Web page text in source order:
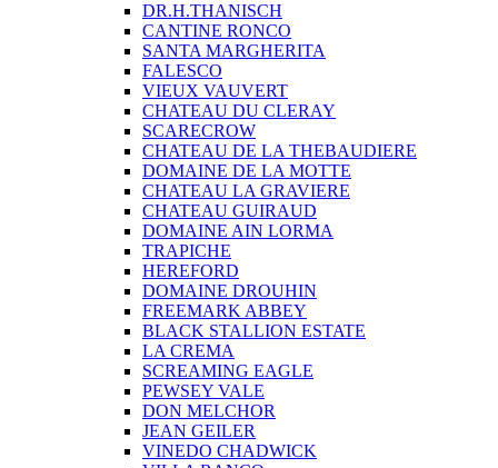
DR.H.THANISCH
CANTINE RONCO
SANTA MARGHERITA
FALESCO
VIEUX VAUVERT
CHATEAU DU CLERAY
SCARECROW
CHATEAU DE LA THEBAUDIERE
DOMAINE DE LA MOTTE
CHATEAU LA GRAVIERE
CHATEAU GUIRAUD
DOMAINE AIN LORMA
TRAPICHE
HEREFORD
DOMAINE DROUHIN
FREEMARK ABBEY
BLACK STALLION ESTATE
LA CREMA
SCREAMING EAGLE
PEWSEY VALE
DON MELCHOR
JEAN GEILER
VINEDO CHADWICK